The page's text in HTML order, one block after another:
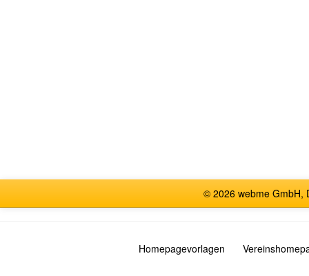
© 2026 webme GmbH,
Homepagevorlagen